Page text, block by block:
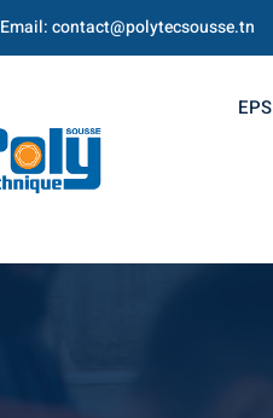
Email: contact@polytecsousse.tn
EPS